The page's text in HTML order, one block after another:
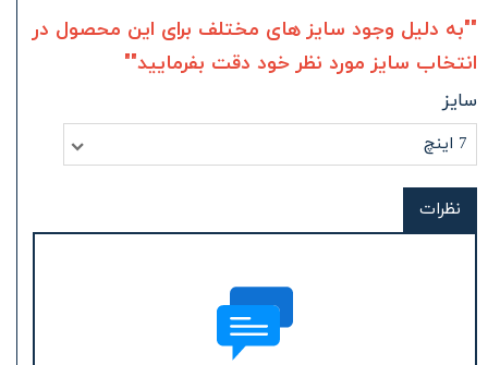
""به دلیل وجود سایز های مختلف برای این محصول در
انتخاب سایز مورد نظر خود دقت بفرمایید""
سایز
7 اینچ
نظرات